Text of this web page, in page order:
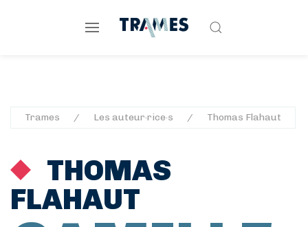
Trames Les auteur·rice·s Thomas Flahaut
THOMAS
FLAHAUT